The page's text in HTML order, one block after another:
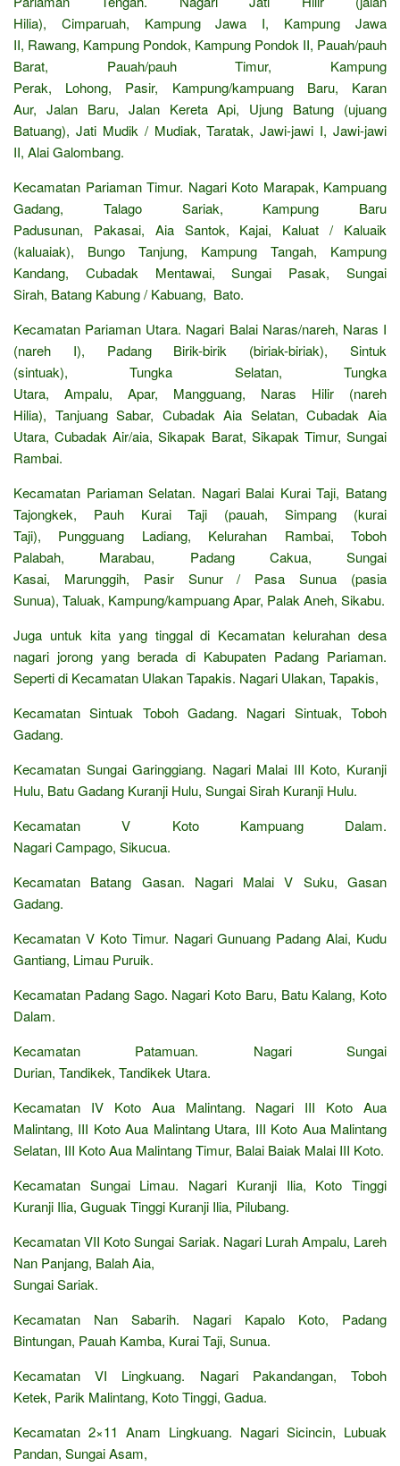
Hilia), Cimparuah, Kampung Jawa I, Kampung Jawa
II, Rawang, Kampung Pondok, Kampung Pondok II, Pauah/pauh
Barat, Pauah/pauh Timur, Kampung
Perak, Lohong, Pasir, Kampung/kampuang Baru, Karan
Aur, Jalan Baru, Jalan Kereta Api, Ujung Batung (ujuang
Batuang), Jati Mudik / Mudiak, Taratak, Jawi-jawi I, Jawi-jawi
II, Alai Galombang.
Kecamatan Pariaman Timur. Nagari Koto Marapak, Kampuang
Gadang, Talago Sariak, Kampung Baru
Padusunan, Pakasai, Aia Santok, Kajai, Kaluat / Kaluaik
(kaluaiak), Bungo Tanjung, Kampung Tangah, Kampung
Kandang, Cubadak Mentawai, Sungai Pasak, Sungai
Sirah, Batang Kabung / Kabuang, Bato.
Kecamatan Pariaman Utara. Nagari Balai Naras/nareh, Naras I
(nareh I), Padang Birik-birik (biriak-biriak), Sintuk
(sintuak), Tungka Selatan, Tungka
Utara, Ampalu, Apar, Mangguang, Naras Hilir (nareh
Hilia), Tanjuang Sabar, Cubadak Aia Selatan, Cubadak Aia
Utara, Cubadak Air/aia, Sikapak Barat, Sikapak Timur, Sungai
Rambai.
Kecamatan Pariaman Selatan. Nagari Balai Kurai Taji, Batang
Tajongkek, Pauh Kurai Taji (pauah, Simpang (kurai
Taji), Pungguang Ladiang, Kelurahan Rambai, Toboh
Palabah, Marabau, Padang Cakua, Sungai
Kasai, Marunggih, Pasir Sunur / Pasa Sunua (pasia
Sunua), Taluak, Kampung/kampuang Apar, Palak Aneh, Sikabu.
Juga untuk kita yang tinggal di Kecamatan kelurahan desa
nagari jorong yang berada di Kabupaten Padang Pariaman.
Seperti di Kecamatan Ulakan Tapakis. Nagari Ulakan, Tapakis,
Kecamatan Sintuak Toboh Gadang. Nagari Sintuak, Toboh
Gadang.
Kecamatan Sungai Garinggiang. Nagari Malai III Koto, Kuranji
Hulu, Batu Gadang Kuranji Hulu, Sungai Sirah Kuranji Hulu.
Kecamatan V Koto Kampuang Dalam.
Nagari Campago, Sikucua.
Kecamatan Batang Gasan. Nagari Malai V Suku, Gasan
Gadang.
Kecamatan V Koto Timur. Nagari Gunuang Padang Alai, Kudu
Gantiang, Limau Puruik.
Kecamatan Padang Sago. Nagari Koto Baru, Batu Kalang, Koto
Dalam.
Kecamatan Patamuan. Nagari Sungai
Durian, Tandikek, Tandikek Utara.
Kecamatan IV Koto Aua Malintang. Nagari III Koto Aua
Malintang, III Koto Aua Malintang Utara, III Koto Aua Malintang
Selatan, III Koto Aua Malintang Timur, Balai Baiak Malai III Koto.
Kecamatan Sungai Limau. Nagari Kuranji Ilia, Koto Tinggi
Kuranji Ilia, Guguak Tinggi Kuranji Ilia, Pilubang.
Kecamatan VII Koto Sungai Sariak. Nagari Lurah Ampalu, Lareh
Nan Panjang, Balah Aia,
Sungai Sariak.
Kecamatan Nan Sabarih. Nagari Kapalo Koto, Padang
Bintungan, Pauah Kamba, Kurai Taji, Sunua.
Kecamatan VI Lingkuang. Nagari Pakandangan, Toboh
Ketek, Parik Malintang, Koto Tinggi, Gadua.
Kecamatan 2×11 Anam Lingkuang. Nagari Sicincin, Lubuak
Pandan, Sungai Asam,